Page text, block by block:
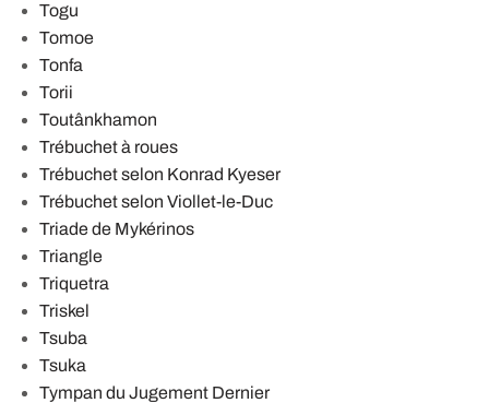
Togu
Tomoe
Tonfa
Torii
Toutânkhamon
Trébuchet à roues
Trébuchet selon Konrad Kyeser
Trébuchet selon Viollet-le-Duc
Triade de Mykérinos
Triangle
Triquetra
Triskel
Tsuba
Tsuka
Tympan du Jugement Dernier